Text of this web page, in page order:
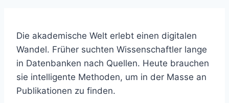
Die akademische Welt erlebt einen digitalen
Wandel. Früher suchten Wissenschaftler lange
in Datenbanken nach Quellen. Heute brauchen
sie intelligente Methoden, um in der Masse an
Publikationen zu finden.